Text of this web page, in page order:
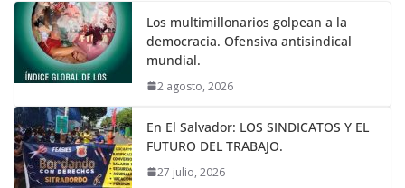
Los multimillonarios golpean a la
democracia. Ofensiva antisindical
mundial.
2 agosto, 2026
En El Salvador: LOS SINDICATOS Y EL
FUTURO DEL TRABAJO.
27 julio, 2026